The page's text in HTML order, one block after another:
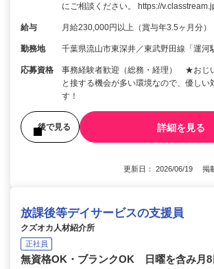
にご相談ください。 https://
給与 月給230,000円以上（賞与年3.5ヶ月分）
勤務地 千葉県流山市東深井／東武野田線「運河
応募資格
事務経験者歓迎（総務・経理） ★おじ
と接する機会が多い環境なので、優しい
す！
後で見る 詳細を見る
更新日： 2026/06/19 掲
放課後等デイサービスの支援員
クズオカ人材紹介所
正社員
無資格OK・ブランクOK 日曜を含み月8